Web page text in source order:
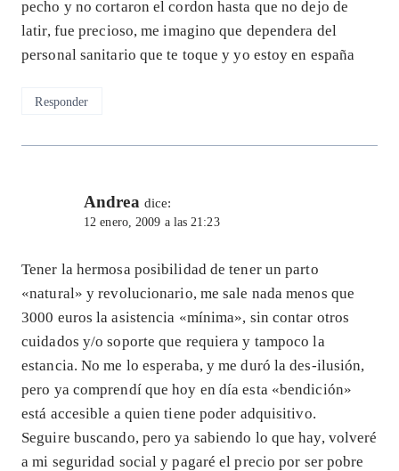
pecho y no cortaron el cordon hasta que no dejo de
latir, fue precioso, me imagino que dependera del
personal sanitario que te toque y yo estoy en españa
Responder
Andrea dice:
12 enero, 2009 a las 21:23
Tener la hermosa posibilidad de tener un parto
«natural» y revolucionario, me sale nada menos que
3000 euros la asistencia «mínima», sin contar otros
cuidados y/o soporte que requiera y tampoco la
estancia. No me lo esperaba, y me duró la des-ilusión,
pero ya comprendí que hoy en día esta «bendición»
está accesible a quien tiene poder adquisitivo.
Seguire buscando, pero ya sabiendo lo que hay, volveré
a mi seguridad social y pagaré el precio por ser pobre